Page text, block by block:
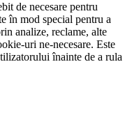
de necesare pentru
în mod special pentru a
analize, reclame, alte
uri ne-necesare. Este
înainte de a rula